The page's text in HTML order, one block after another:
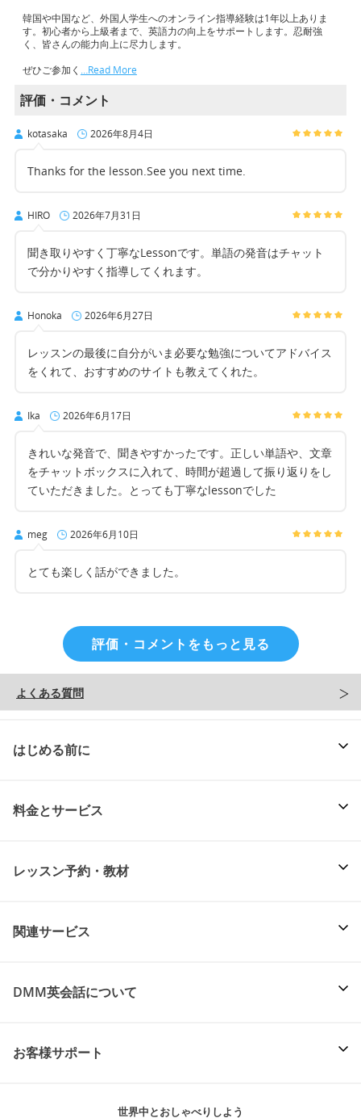
韓国や中国など、外国人学生へのオンライン指導経験は1年以上ありま
す。初心者から上級者まで、英語力の向上をサポートします。忍耐強
く、皆さんの能力向上に尽力します。
ぜひご参加く …Read More
評価・コメント
kotasaka 2026年8月4日
Thanks for the lesson.See you next time.
HIRO 2026年7月31日
聞き取りやすく丁寧なLessonです。単語の発音はチャット
で分かりやすく指導してくれます。
Honoka 2026年6月27日
レッスンの最後に自分がいま必要な勉強についてアドバイス
をくれて、おすすめのサイトも教えてくれた。
Ika 2026年6月17日
きれいな発音で、聞きやすかったです。正しい単語や、文章
をチャットボックスに入れて、時間が超過して振り返りをし
ていただきました。とっても丁寧なlessonでした
meg 2026年6月10日
とても楽しく話ができました。
評価・コメントをもっと見る
よくある質問
はじめる前に
料金とサービス
レッスン予約・教材
関連サービス
DMM英会話について
お客様サポート
世界中とおしゃべりしよう